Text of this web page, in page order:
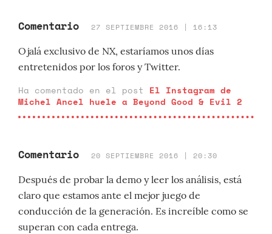
Comentario 27 SEPTIEMBRE 2016 | 16:13
Ojalá exclusivo de NX, estaríamos unos días
entretenidos por los foros y Twitter.
Ha comentado en el post El Instagram de
Michel Ancel huele a Beyond Good & Evil 2
Comentario 20 SEPTIEMBRE 2016 | 20:30
Después de probar la demo y leer los análisis, está
claro que estamos ante el mejor juego de
conducción de la generación. Es increíble como se
superan con cada entrega.